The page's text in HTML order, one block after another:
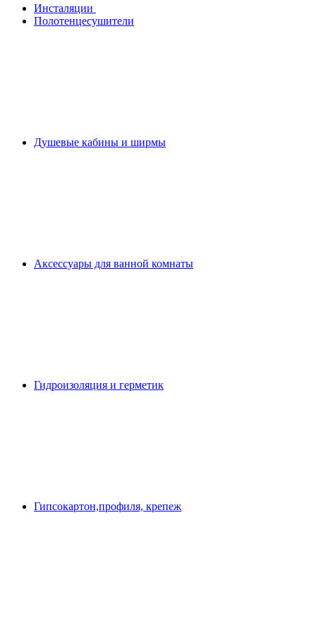
Инсталяции
Полотенцесушители
Душевые кабины и ширмы
Аксессуары для ванной комнаты
Гидроизоляция и герметик
Гипсокартон,профиля, крепеж